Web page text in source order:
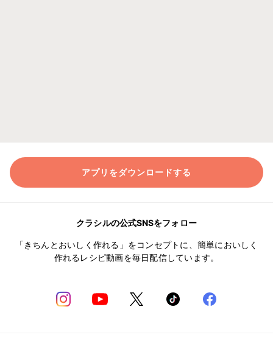
アプリをダウンロードする
クラシルの公式SNSをフォロー
「きちんとおいしく作れる」をコンセプトに、簡単においしく
作れるレシピ動画を毎日配信しています。